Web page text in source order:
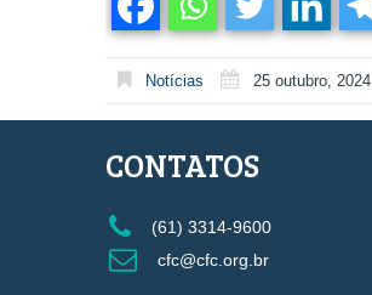
Notícias 25 outubro, 2024
CONTATOS
(61) 3314-9600
cfc@cfc.org.br